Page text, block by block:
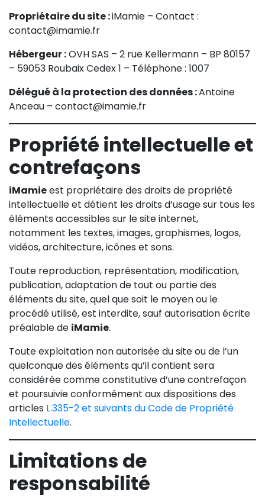
Propriétaire du site :iMamie – Contact :
contact@imamie.fr
Hébergeur :OVH SAS – 2 rue Kellermann – BP 80157
– 59053 Roubaix Cedex 1 – Téléphone : 1007
Délégué à la protection des données :Antoine
Anceau – contact@imamie.fr
Propriété intellectuelle et
contrefaçons
iMamieest propriétaire des droits de propriété
intellectuelle et détient les droits d’usage sur tous les
éléments accessibles sur le site internet,
notamment les textes, images, graphismes, logos,
vidéos, architecture, icônes et sons.
Toute reproduction, représentation, modification,
publication, adaptation de tout ou partie des
éléments du site, quel que soit le moyen ou le
procédé utilisé, est interdite, sauf autorisation écrite
préalable de iMamie.
Toute exploitation non autorisée du site ou de l’un
quelconque des éléments qu’il contient sera
considérée comme constitutive d’une contrefaçon
et poursuivie conformément aux dispositions des
articles L.335-2 et suivants du Code de Propriété
Intellectuelle.
Limitations de
responsabilité